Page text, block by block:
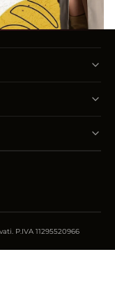
P.IVA 11295520966